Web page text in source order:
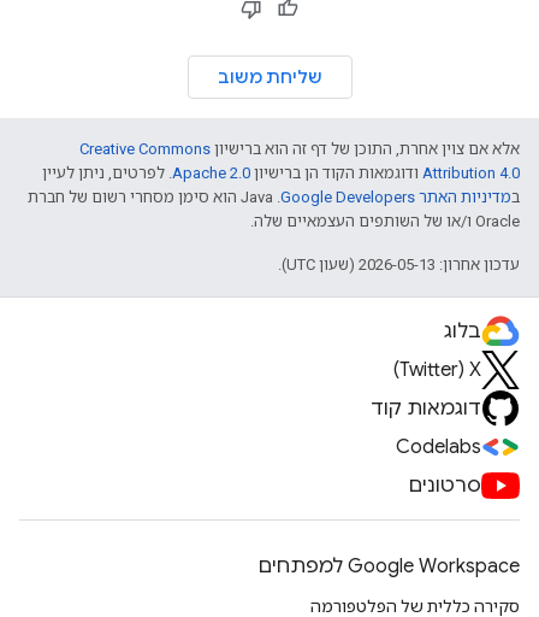
שליחת משוב
אלא אם צוין אחרת, התוכן של דף זה הוא ברישיון Creative Commons
Attribution 4.0 ודוגמאות הקוד הן ברישיון Apache 2.0. לפרטים, ניתן לעיין
במדיניות האתר Google Developers‏
.‏ Java הוא סימן מסחרי רשום של חברת
Oracle ו/או של השותפים העצמאיים שלה.
עדכון אחרון: 2026-05-13 (שעון UTC).
בלוג
X‏ (Twitter)
דוגמאות קוד
Codelabs
סרטונים
Google Workspace למפתחים
סקירה כללית של הפלטפורמה